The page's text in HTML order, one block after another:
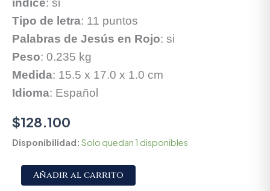
índice: si
Tipo de letra: 11 puntos
Palabras de Jesús en Rojo: si
Peso: 0.235 kg
Medida: 15.5 x 17.0 x 1.0 cm
Idioma: Español
$128.100
Disponibilidad: Solo quedan 1 disponibles
Añadir al carrito